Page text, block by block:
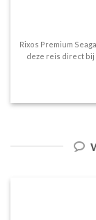
Rixos Premium
deze reis direct bij